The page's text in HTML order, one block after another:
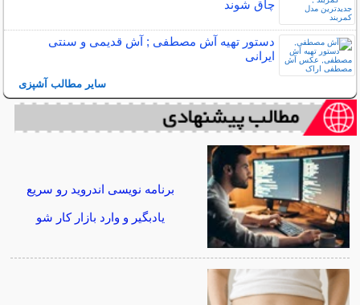
چاق شوند
دستور تهیه آش مصطفی ; آش قدیمی و سنتی
ایرانی
سایر مطالب آشپزی
برنامه نویسی اندروید رو سریع
یادبگیر و وارد بازار کار شو